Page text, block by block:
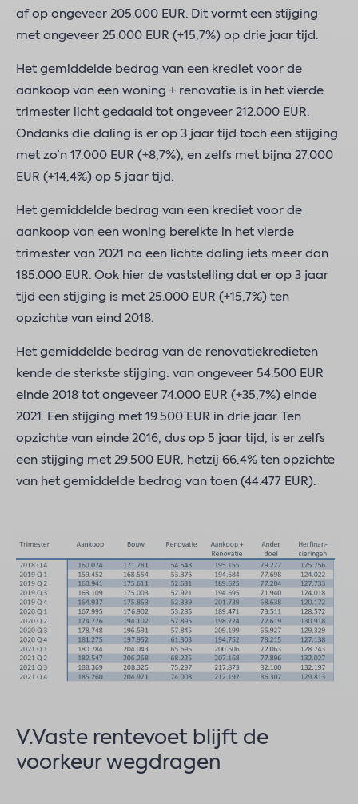
af op ongeveer 205.000 EUR. Dit vormt een stijging
met ongeveer 25.000 EUR (+15,7%) op drie jaar tijd.
Het gemiddelde bedrag van een krediet voor de
aankoop van een woning + renovatie is in het vierde
trimester licht gedaald tot ongeveer 212.000 EUR.
Ondanks die daling is er op 3 jaar tijd toch een stijging
met zo’n 17.000 EUR (+8,7%), en zelfs met bijna 27.000
EUR (+14,4%) op 5 jaar tijd.
Het gemiddelde bedrag van een krediet voor de
aankoop van een woning bereikte in het vierde
trimester van 2021 na een lichte daling iets meer dan
185.000 EUR. Ook hier de vaststelling dat er op 3 jaar
tijd een stijging is met 25.000 EUR (+15,7%) ten
opzichte van eind 2018.
Het gemiddelde bedrag van de renovatiekredieten
kende de sterkste stijging: van ongeveer 54.500 EUR
einde 2018 tot ongeveer 74.000 EUR (+35,7%) einde
2021. Een stijging met 19.500 EUR in drie jaar. Ten
opzichte van einde 2016, dus op 5 jaar tijd, is er zelfs
een stijging met 29.500 EUR, hetzij 66,4% ten opzichte
van het gemiddelde bedrag van toen (44.477 EUR).
V.Vaste rentevoet blijft de
voorkeur wegdragen